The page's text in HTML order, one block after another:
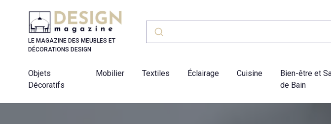
LE MAGAZINE DES MEUBLES ET
DÉCORATIONS DESIGN
Objets
Décoratifs
Mobilier Textiles Éclairage Cuisine
Bien-être et
de Bain